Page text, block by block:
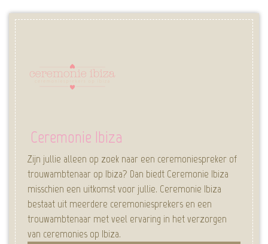
Ceremonie Ibiza
Zijn jullie alleen op zoek naar een ceremoniespreker of
trouwambtenaar op Ibiza? Dan biedt Ceremonie Ibiza
misschien een uitkomst voor jullie. Ceremonie Ibiza
bestaat uit meerdere ceremoniesprekers en een
trouwambtenaar met veel ervaring in het verzorgen
van ceremonies op Ibiza.